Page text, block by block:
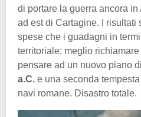
di portare la guerra ancora
ad est di Cartagine. I risultati
spese che i guadagni in
territoriale; meglio
pensare ad un nuovo piano
a.C. e una seconda
navi romane. Disastro totale.